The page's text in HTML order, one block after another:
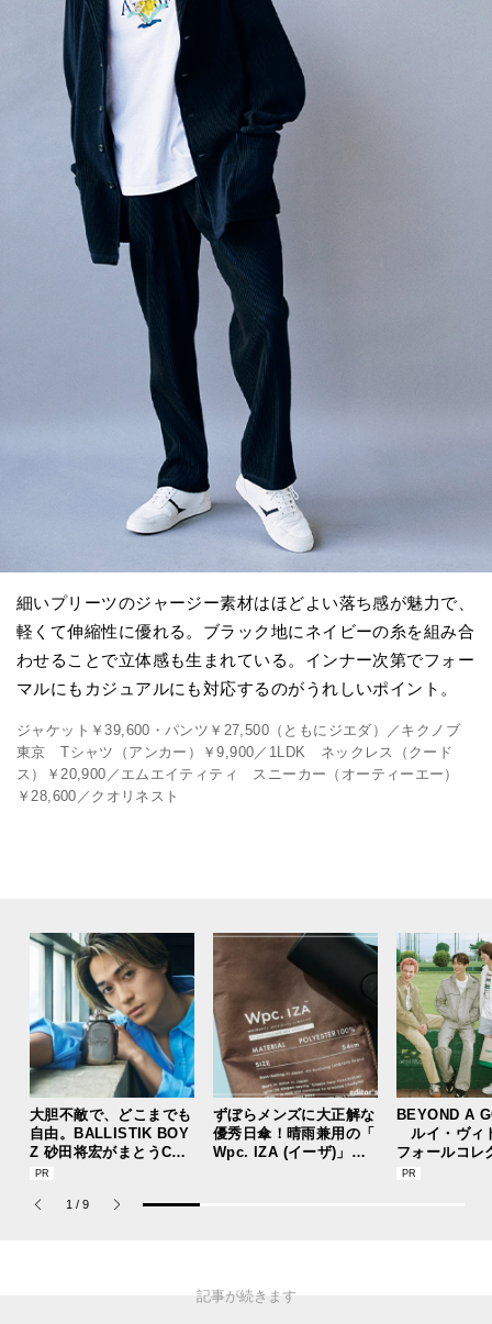
細いプリーツのジャージー素材はほどよい落ち感が魅力で、
軽くて伸縮性に優れる。ブラック地にネイビーの糸を組み合
わせることで立体感も生まれている。インナー次第でフォー
マルにもカジュアルにも対応するのがうれしいポイント。
ジャケット￥39,600・パンツ￥27,500（ともにジエダ）／キクノブ
東京 Tシャツ（アンカー）￥9,900／1LDK ネックレス（クード
ス）￥20,900／エムエイティティ スニーカー（オーティーエー）
￥28,600／クオリネスト
大胆不敵で、どこまでも
自由。BALLISTIK BOY
Z 砂田将宏がまとうCOA
CHの新作フレグランス
ナム パルファム」
ずぼらメンズに大正解な
優秀日傘！晴雨兼用の「
Wpc. IZA (イーザ)」が
BEYOND A
ルイ・ヴィ
フォールコレ
描くプレッピ
1 / 9